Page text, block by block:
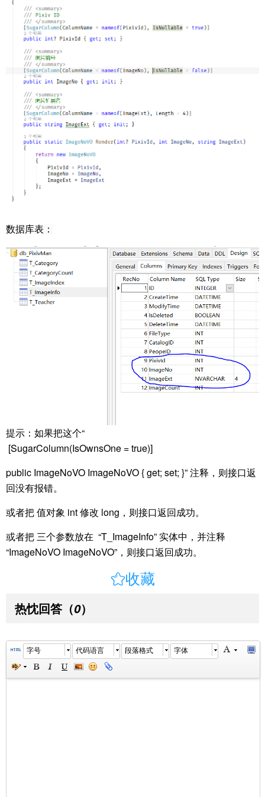
数据库表：
提示：如果把这个“
[SugarColumn(IsOwnsOne = true)]
public ImageNoVO ImageNoVO { get; set; }” 注释，则接口返
回没有报错。
或者把 值对象 int 修改 long，则接口返回成功。
或者把 三个参数放在 “T_ImageInfo” 实体中，并注释
“ImageNoVO ImageNoVO”，则接口返回成功。
收藏
热忱回答 （0）
字号 代码语言 段落格式 字体